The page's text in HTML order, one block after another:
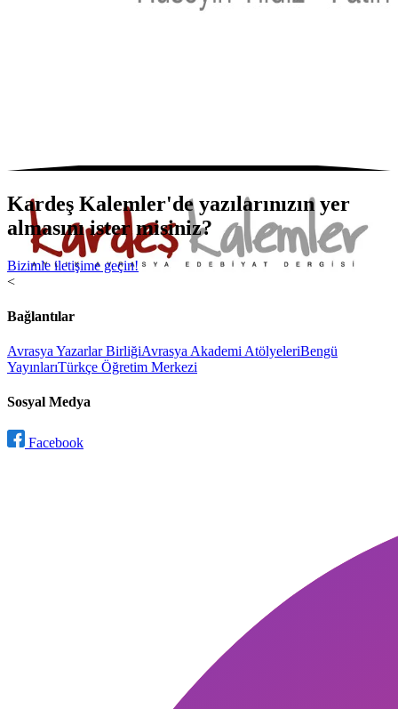
Kardeş Kalemler'de yazılarınızın yer
almasını ister misiniz?
Bizimle iletişime geçin!
<
Bağlantılar
Avrasya Yazarlar BirliğiAvrasya Akademi AtölyeleriBengü
YayınlarıTürkçe Öğretim Merkezi
Sosyal Medya
Facebook